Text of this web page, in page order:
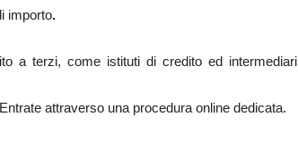
importo.
a terzi, come istituti di credito ed intermediari
attraverso una procedura online dedicata.